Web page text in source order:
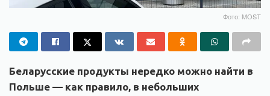
Фото: MOST
Беларусские продукты нередко можно найти в
Польше — как правило, в небольших